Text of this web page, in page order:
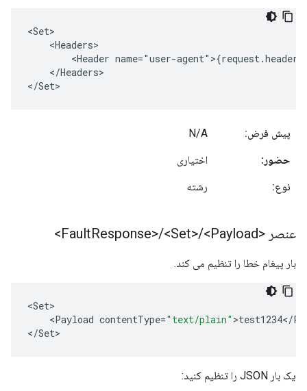
<Set>
    <Headers>
<Header name="user-
    </Headers>
</Set>
پیش فرض: N/A
حضور: اختیاری
نوع: رشته
عنصر <Fault Response>/<Set>/<Payload>
بار پیغام خطا را تنظیم می کند.
<Set
<Payload contentType="text/plain" >test1234</
</Set>
یک بار JSON را تنظیم کنید: